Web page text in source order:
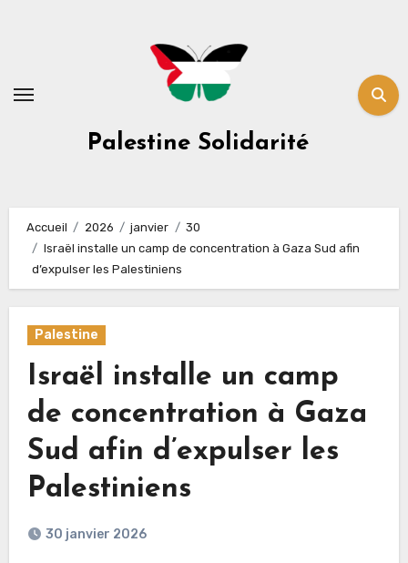
Palestine Solidarité
Accueil 2026 janvier
30
Israël installe un camp de concentration à Gaza Sud afin
d’expulser les Palestiniens
Palestine
Israël installe un camp
de concentration à Gaza
Sud afin d’expulser les
Palestiniens
30 janvier 2026